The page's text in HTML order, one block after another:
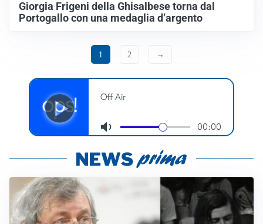
Giorgia Frigeni della Ghisalbese torna dal
Portogallo con una medaglia d’argento
1 2 →